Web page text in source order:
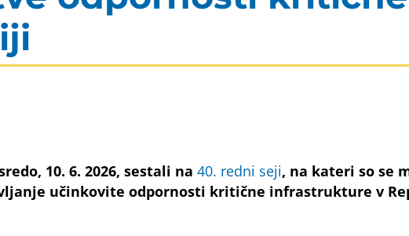
10. 6. 2026, sestali na 40. redni seji, na kateri so se
učinkovite odpornosti kritične infrastrukture v